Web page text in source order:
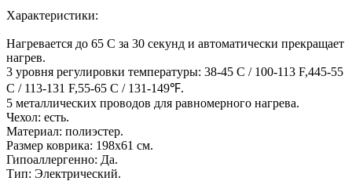
Характеристики:
Нагревается до 65 C за 30 секунд и автоматически прекращает
нагрев.
3 уровня регулировки температуры: 38-45 C / 100-113 F,445-55
C / 113-131 F,55-65 C / 131-149℉.
5 металлических проводов для равномерного нагрева.
Чехол: есть.
Материал: полиэстер.
Размер коврика: 198х61 см.
Гипоаллергенно: Да.
Тип: Электрический.